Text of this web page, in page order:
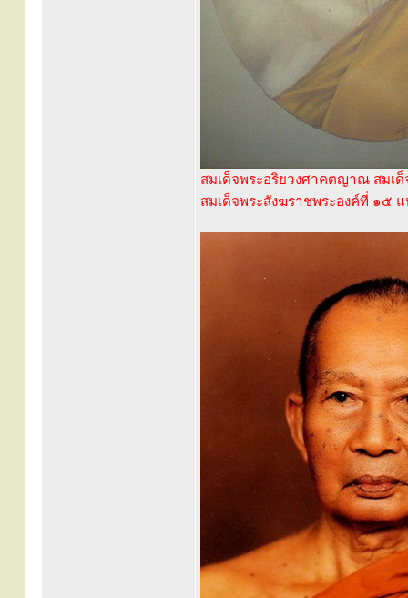
สมเด็จพระอริยวงศาคตญาณ สมเ
สมเด็จพระสังฆราชพระองค์ที่ ๑๕